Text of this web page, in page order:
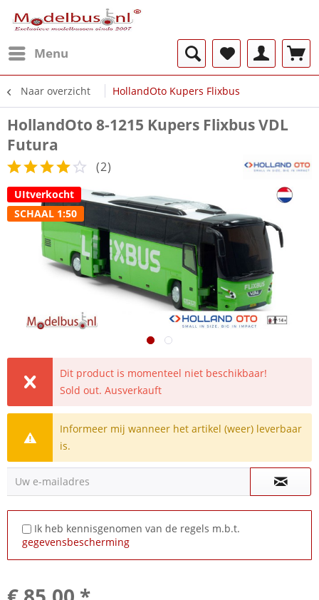
Menu
Naar overzicht HollandOto Kupers Flixbus
HollandOto 8-1215 Kupers Flixbus VDL
Futura
(2)
UItverkocht
SCHAAL 1:50
Dit product is momenteel niet beschikbaar!
Sold out. Ausverkauft
Informeer mij wanneer het artikel (weer) leverbaar
is.
Uw e-mailadres
Ik heb kennisgenomen van de regels m.b.t.
gegevensbescherming